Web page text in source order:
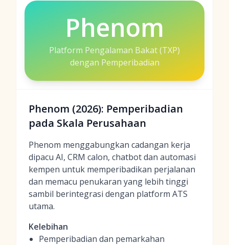
Phenom
Platform Pengalaman Bakat (TXP)
dengan Pemperibadian
Phenom (2026): Pemperibadian
pada Skala Perusahaan
Phenom menggabungkan cadangan kerja
dipacu AI, CRM calon, chatbot dan automasi
kempen untuk memperibadikan perjalanan
dan memacu penukaran yang lebih tinggi
sambil berintegrasi dengan platform ATS
utama.
Kelebihan
Pemperibadian dan pemarkahan